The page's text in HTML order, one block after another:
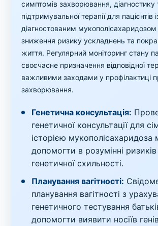
симптомів захворювання, діагностику
підтримувальної терапії для пацієнтів
діагностованим
зниження ризику ускладнень та
життя. Регулярний моніторинг стану
своєчасне призначення відповідної
важливими заходами у профілактиці
захворювання.
Генетична консультація:
генетичної консультації для
історією
допомогти в розумінні ризиків
генетичної схильності.
Планування вагітності:
планування вагітності з
генетичного тестування
допомогти виявити носіїв